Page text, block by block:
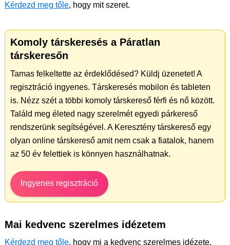
Kérdezd meg tőle, hogy mit szeret.
Komoly társkeresés a Páratlan
társkeresőn
Tamas felkeltette az érdeklődésed? Küldj üzenetet! A
regisztráció ingyenes. Társkeresés mobilon és tableten
is. Nézz szét a többi komoly társkereső férfi és nő között.
Találd meg életed nagy szerelmét egyedi párkereső
rendszerünk segítségével. A Keresztény társkereső egy
olyan online társkereső amit nem csak a fiatalok, hanem
az 50 év felettiek is könnyen használhatnak.
Ingyenes regisztráció
Mai kedvenc szerelmes idézetem
Kérdezd meg tőle, hogy mi a kedvenc szerelmes idézete.